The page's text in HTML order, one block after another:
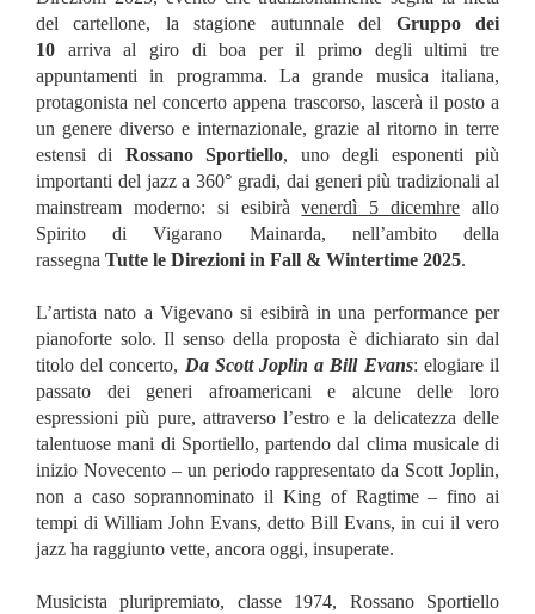
del cartellone, la stagione autunnale del Gruppo dei
10 arriva al giro di boa per il primo degli ultimi tre
appuntamenti in programma. La grande musica italiana,
protagonista nel concerto appena trascorso, lascerà il posto a
un genere diverso e internazionale, grazie al ritorno in terre
estensi di Rossano Sportiello, uno degli esponenti più
importanti del jazz a 360° gradi, dai generi più tradizionali al
mainstream moderno: si esibiràvenerdì 5 dicemhre allo
Spirito di Vigarano Mainarda, nell’ambito della
rassegna Tutte le Direzioni in Fall & Wintertime 2025.
L’artista nato a Vigevano si esibirà in una performance per
pianoforte solo. Il senso della proposta è dichiarato sin dal
titolo del concerto, Da Scott Joplin a Bill Evans: elogiare il
passato dei generi afroamericani e alcune delle loro
espressioni più pure, attraverso l’estro e la delicatezza delle
talentuose mani di Sportiello, partendo dal clima musicale di
inizio Novecento – un periodo rappresentato da Scott Joplin,
non a caso soprannominato il King of Ragtime – fino ai
tempi di William John Evans, detto Bill Evans, in cui il vero
jazz ha raggiunto vette, ancora oggi, insuperate.
Musicista pluripremiato, classe 1974, Rossano Sportiello